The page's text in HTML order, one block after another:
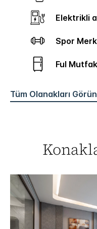
Elektrikli
Spor
Ful Mutfak
Tüm Olanakları